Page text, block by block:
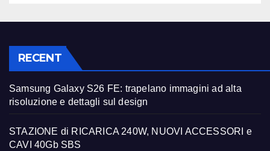
RECENT
Samsung Galaxy S26 FE: trapelano immagini ad alta
risoluzione e dettagli sul design
STAZIONE di RICARICA 240W, NUOVI ACCESSORI e
CAVI 40Gb SBS